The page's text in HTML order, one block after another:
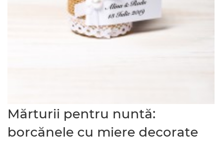
Mărturii pentru nuntă:
borcănele cu miere decorate